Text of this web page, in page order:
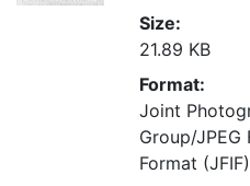
Size:
21.89 KB
Format:
Joint
Group/JPEG
Format (JFIF)